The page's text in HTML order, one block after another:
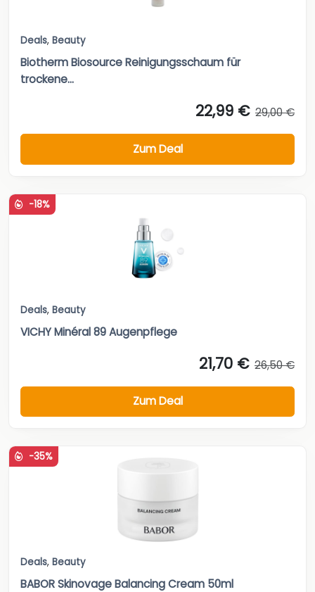
Deals, Beauty
Biotherm Biosource Reinigungsschaum für
trockene...
22,99 € 29,00 €
Zum Deal
-18%
Deals, Beauty
VICHY Minéral 89 Augenpflege
21,70 € 26,50 €
Zum Deal
-35%
Deals, Beauty
BABOR Skinovage Balancing Cream 50ml